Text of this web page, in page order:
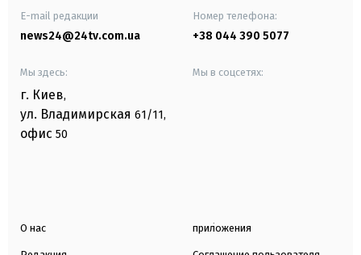
E-mail редакции
news24@24tv.com.ua
Номер телефона:
+38 044 390 5077
Мы здесь:
г. Киев,
ул. Владимирская 61/11,
офис 50
Мы в соцсетях:
О нас приложения